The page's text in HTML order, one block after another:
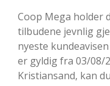
Coop Mega holder
tilbudene jevnlig
nyeste
er gyldig fra 03/08/
Kristiansand, kan